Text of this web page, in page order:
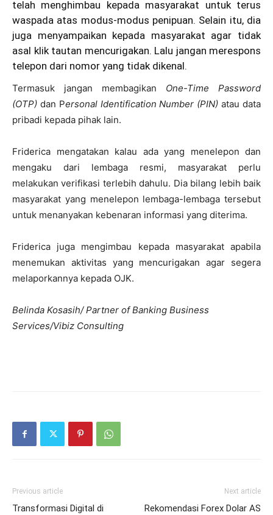
telah menghimbau kepada masyarakat untuk terus
waspada atas modus-modus penipuan. Selain itu, dia
juga menyampaikan kepada masyarakat agar tidak
asal klik tautan mencurigakan. Lalu jangan merespons
telepon dari nomor yang tidak dikenal.
Termasuk jangan membagikan One-Time Password
(OTP) dan Personal Identification Number (PIN) atau data
pribadi kepada pihak lain.
Friderica mengatakan kalau ada yang menelepon dan
mengaku dari lembaga resmi, masyarakat perlu
melakukan verifikasi terlebih dahulu. Dia bilang lebih baik
masyarakat yang menelepon lembaga-lembaga tersebut
untuk menanyakan kebenaran informasi yang diterima.
Friderica juga mengimbau kepada masyarakat apabila
menemukan aktivitas yang mencurigakan agar segera
melaporkannya kepada OJK.
Belinda Kosasih/ Partner of Banking Business
Services/Vibiz Consulting
Previous article
Transformasi Digital di
Next article
Rekomendasi Forex Dolar AS